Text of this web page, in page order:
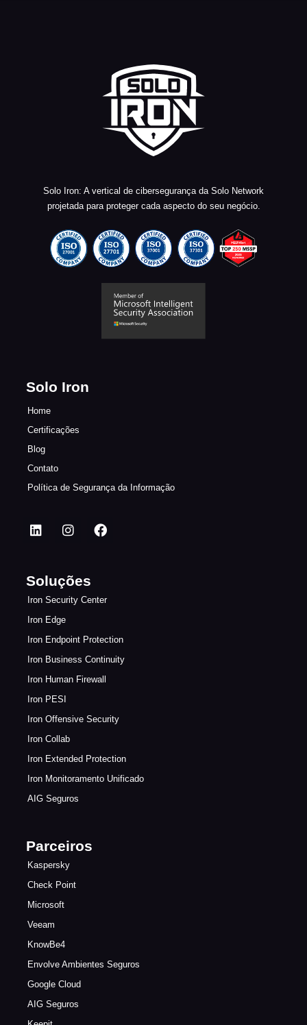
Solo Iron: A vertical de cibersegurança da Solo Network
projetada para proteger cada aspecto do seu negócio.
Solo Iron
Home
Certificações
Blog
Contato
Política de Segurança da Informação
Soluções
Iron Security Center
Iron Edge
Iron Endpoint Protection
Iron Business Continuity
Iron Human Firewall
Iron PESI
Iron Offensive Security
Iron Collab
Iron Extended Protection
Iron Monitoramento Unificado
AIG Seguros
Parceiros
Kaspersky
Check Point
Microsoft
Veeam
KnowBe4
Envolve Ambientes Seguros
Google Cloud
AIG Seguros